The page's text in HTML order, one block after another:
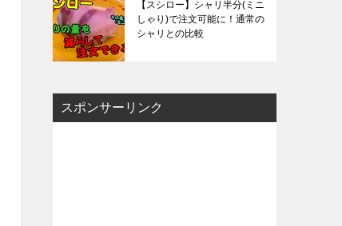
【スシロー】シャリ半分(ミニ
しゃり)で注文可能に！通常の
シャリとの比較
スポンサーリンク